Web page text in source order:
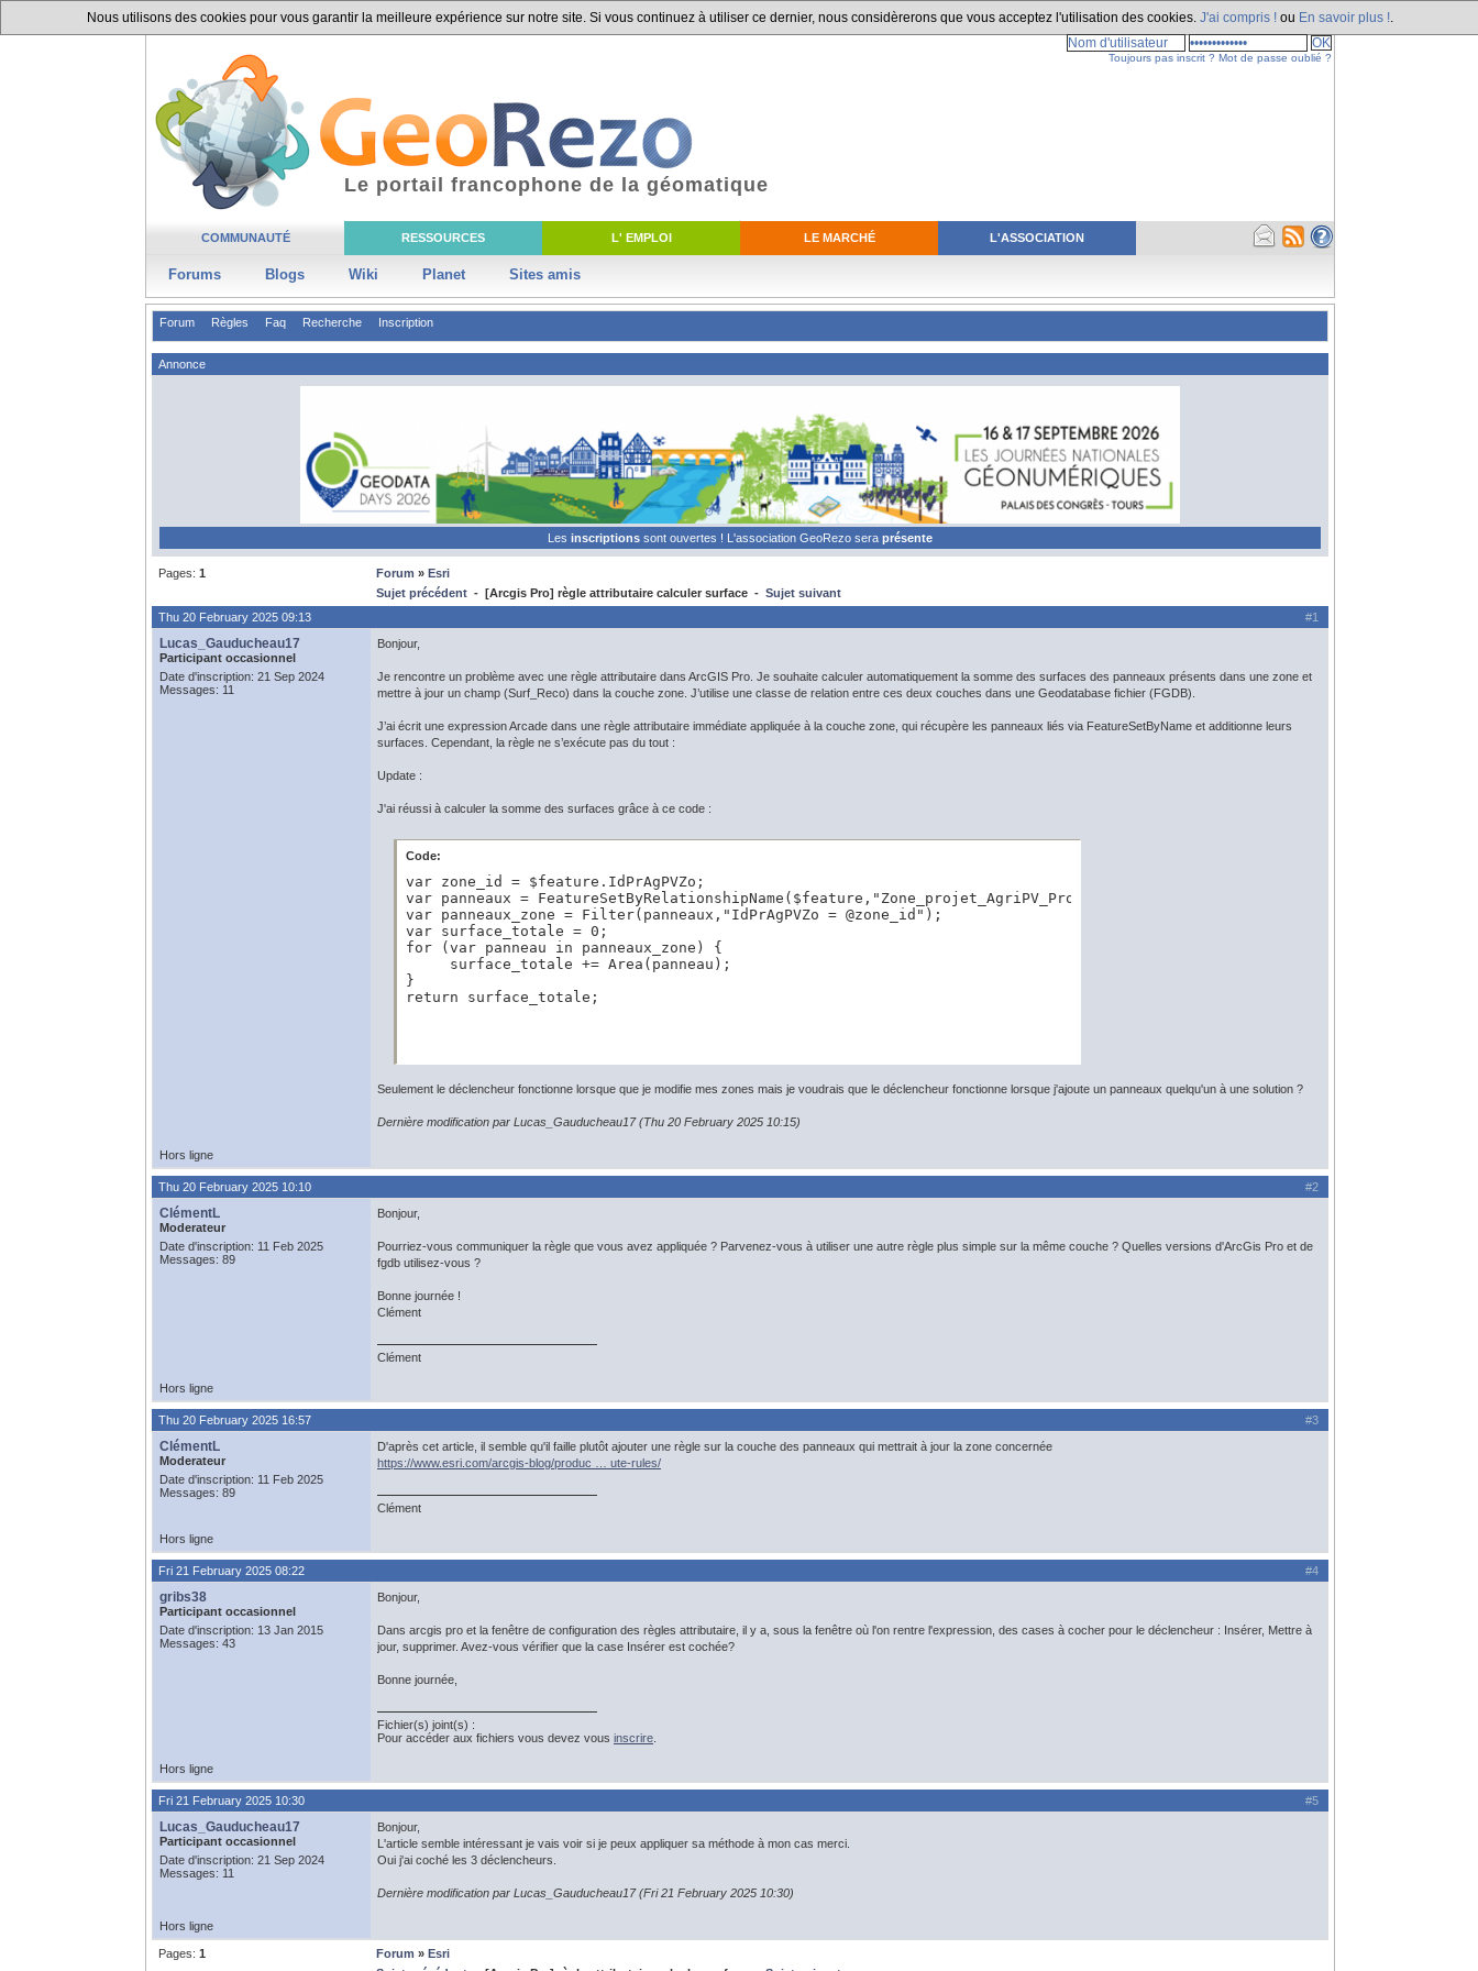
Nous utilisons des cookies pour vous garantir la meilleure expérience sur notre site. Si vous continuez à utiliser ce dernier, nous considèrerons que vous acceptez l'utilisation des cookies. J'ai compris ! ou En savoir plus !
COMMUNAUTÉ RESSOURCES L' EMPLOI LE MARCHÉ L'ASSOCIATION
Forums Blogs Wiki Planet Sites amis
Le portail francophone de la géomatique
Toujours pas inscrit ? Mot de passe oublié ?
Forum Règles Faq Recherche Inscription
Annonce
Les inscriptions sont ouvertes ! L'association GeoRezo sera présente
Pages: 1 Forum » Esri
Sujet précédent - [Arcgis Pro] règle attributaire calculer surface - Sujet suivant
#1
Thu 20 February 2025 09:13
Lucas_Gauducheau17
Participant occasionnel
Date d'inscription: 21 Sep 2024
Messages: 11
Bonjour,
Je rencontre un problème avec une règle attributaire dans ArcGIS Pro. Je souhaite calculer automatiquement la somme des surfaces des panneaux présents dans une zone et
mettre à jour un champ (Surf_Reco) dans la couche zone. J’utilise une classe de relation entre ces deux couches dans une Geodatabase fichier (FGDB).
J’ai écrit une expression Arcade dans une règle attributaire immédiate appliquée à la couche zone, qui récupère les panneaux liés via FeatureSetByName et additionne leurs
surfaces. Cependant, la règle ne s’exécute pas du tout :
Update :
J'ai réussi à calculer la somme des surfaces grâce à ce code :
Code:
var zone_id = $feature.IdPrAgPVZo;
var panneaux = FeatureSetByRelationshipName($feature,"Zone_projet_AgriPV_Projet_AgriPV_Panneau");
var panneaux_zone = Filter(panneaux,"IdPrAgPVZo = @zone_id");
var surface_totale = 0;
for (var panneau in panneaux_zone) {
     surface_totale += Area(panneau);
}
return surface_totale;
Seulement le déclencheur fonctionne lorsque que je modifie mes zones mais je voudrais que le déclencheur fonctionne lorsque j'ajoute un panneaux quelqu'un à une solution ?
Dernière modification par Lucas_Gauducheau17 (Thu 20 February 2025 10:15)
Hors ligne
#2
Thu 20 February 2025 10:10
ClémentL
Moderateur
Date d'inscription: 11 Feb 2025
Messages: 89
Bonjour,
Pourriez-vous communiquer la règle que vous avez appliquée ? Parvenez-vous à utiliser une autre règle plus simple sur la même couche ? Quelles versions d'ArcGis Pro et de
fgdb utilisez-vous ?
Bonne journée !
Clément
Clément
Hors ligne
#3
Thu 20 February 2025 16:57
ClémentL
Moderateur
Date d'inscription: 11 Feb 2025
Messages: 89
D'après cet article, il semble qu'il faille plutôt ajouter une règle sur la couche des panneaux qui mettrait à jour la zone concernée
https://www.esri.com/arcgis-blog/produc … ute-rules/
Clément
Hors ligne
#4
Fri 21 February 2025 08:22
gribs38
Participant occasionnel
Date d'inscription: 13 Jan 2015
Messages: 43
Bonjour,
Dans arcgis pro et la fenêtre de configuration des règles attributaire, il y a, sous la fenêtre où l'on rentre l'expression, des cases à cocher pour le déclencheur : Insérer, Mettre à
jour, supprimer. Avez-vous vérifier que la case Insérer est cochée?
Bonne journée,
Fichier(s) joint(s) :
Pour accéder aux fichiers vous devez vous inscrire
Hors ligne
#5
Fri 21 February 2025 10:30
Lucas_Gauducheau17
Participant occasionnel
Date d'inscription: 21 Sep 2024
Messages: 11
Bonjour,
L'article semble intéressant je vais voir si je peux appliquer sa méthode à mon cas merci.
Oui j'ai coché les 3 déclencheurs.
Dernière modification par Lucas_Gauducheau17 (Fri 21 February 2025 10:30)
Hors ligne
Pages: 1 Forum » Esri